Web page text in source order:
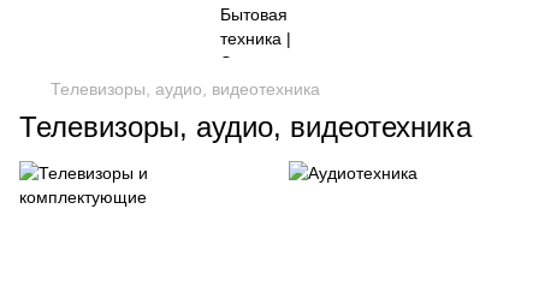
Телевизоры, аудио, видеотехника
Телевизоры, аудио, видеотехника